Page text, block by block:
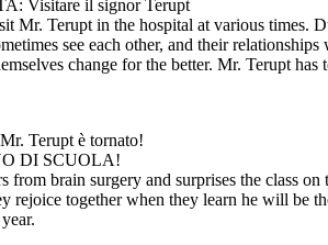
Visitare il signor Terupt
Mr. Terupt in the hospital at various times.
see each other, and their relationships
change for the better. Mr. Terupt has
Terupt è tornato!
DI SCUOLA!
from brain surgery and surprises the class on
rejoice together when they learn he will be